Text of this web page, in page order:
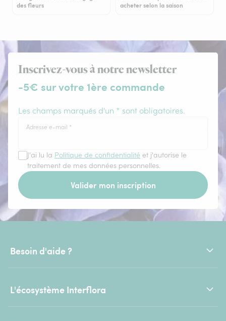
des fleurs
acheter selon la saison
Inscrivez-vous à notre newsletter
-5€ sur votre 1ère commande
Les champs marqués d'un * sont obligatoires.
Adresse e-mail *
J'ai lu la Politique de confidentialité et j'autorise le
traitement de mes données personnelles.
Valider mon inscription
Besoin d'aide ?
L'écosystème Interflora